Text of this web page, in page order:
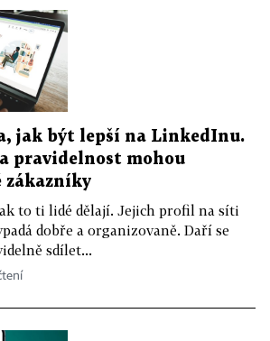
jak být lepší na LinkedInu.
pravidelnost mohou
zákazníky
to ti lidé dělají. Jejich profil na síti
dobře a organizovaně. Daří se
sdílet...